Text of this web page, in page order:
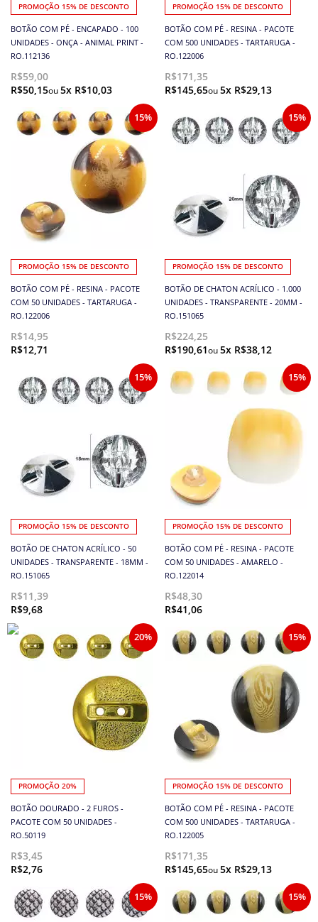
PROMOÇÃO 15% DE DESCONTO
BOTÃO COM PÉ - ENCAPADO - 100
UNIDADES - ONÇA - ANIMAL PRINT -
RO.112136
R$59,00
R$50,15
5x R$10,03
PROMOÇÃO 15% DE DESCONTO
BOTÃO COM PÉ - RESINA - PACOTE
COM 500 UNIDADES - TARTARUGA -
RO.122006
R$171,35
R$145,65
5x R$29,13
PROMOÇÃO 15% DE DESCONTO
BOTÃO COM PÉ - RESINA - PACOTE
COM 50 UNIDADES - TARTARUGA -
RO.122006
R$14,95
R$12,71
15%
PROMOÇÃO 15% DE DESCONTO
BOTÃO DE CHATON ACRÍLICO - 1.000
UNIDADES - TRANSPARENTE - 20MM -
RO.151065
R$224,25
R$190,61
5x R$38,12
15%
PROMOÇÃO 15% DE DESCONTO
BOTÃO DE CHATON ACRÍLICO - 50
UNIDADES - TRANSPARENTE - 18MM -
RO.151065
R$11,39
R$9,68
15%
PROMOÇÃO 15% DE DESCONTO
BOTÃO COM PÉ - RESINA - PACOTE
COM 50 UNIDADES - AMARELO -
RO.122014
R$48,30
R$41,06
15%
PROMOÇÃO 20%
BOTÃO DOURADO - 2 FUROS -
PACOTE COM 50 UNIDADES -
RO.50119
R$3,45
R$2,76
20%
PROMOÇÃO 15% DE DESCONTO
BOTÃO COM PÉ - RESINA - PACOTE
COM 500 UNIDADES - TARTARUGA -
RO.122005
R$171,35
R$145,65
5x R$29,13
15%
15% 15%